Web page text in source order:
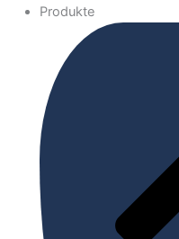
Produkte